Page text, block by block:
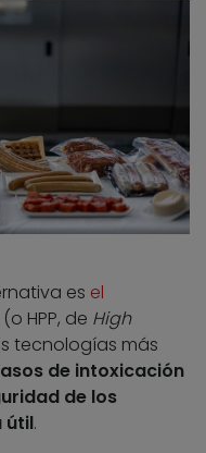
es el
(o HPP, de High
tecnologías más
de intoxicación
de los
útil.